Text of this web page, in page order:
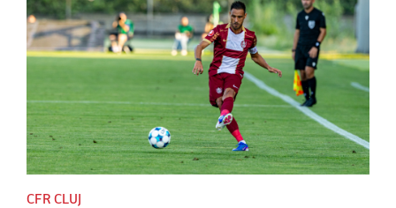
CFR CLUJ